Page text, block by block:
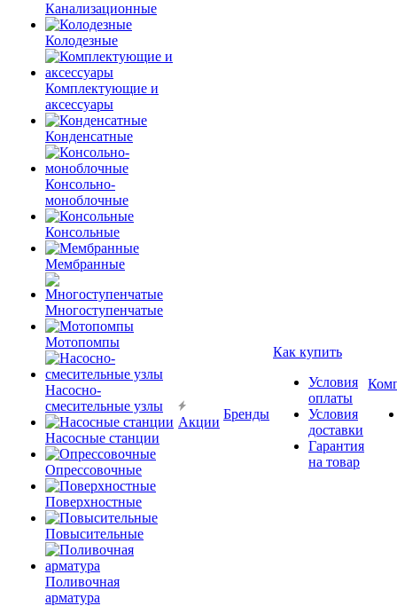
Канализационные
Колодезные
Комплектующие и
аксессуары
Конденсатные
Консольно-
моноблочные
Консольные
Мембранные
Многоступенчатые
Мотопомпы
Насосно-
смесительные узлы
Насосные станции
Опрессовочные
Поверхностные
Повысительные
Поливочная
арматура
Акции
Бренды
Как купить
Условия
оплаты
Условия
доставки
Гарантия
на товар